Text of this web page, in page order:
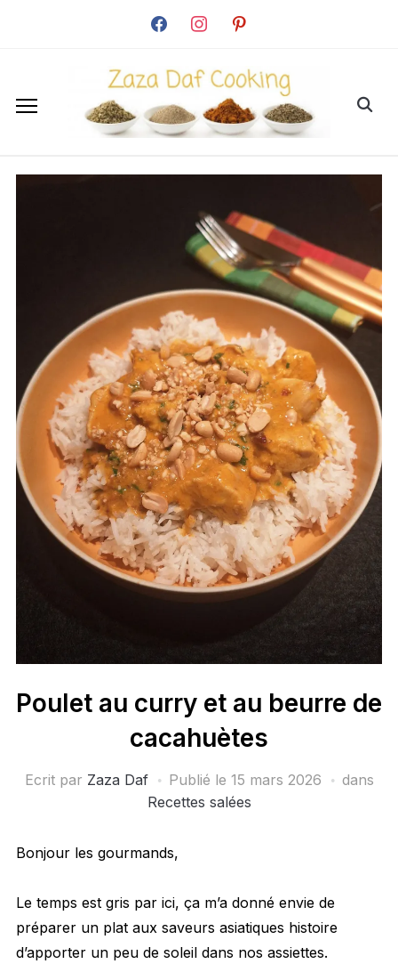
facebook instagrampinterest
Poulet au curry et au beurre de
cacahuètes
Ecrit par Zaza Daf Publié le 15 mars 2026
dans
Recettes salées
Bonjour les gourmands,
Le temps est gris par ici, ça m’a donné envie de
préparer un plat aux saveurs asiatiques histoire
d’apporter un peu de soleil dans nos assiettes.